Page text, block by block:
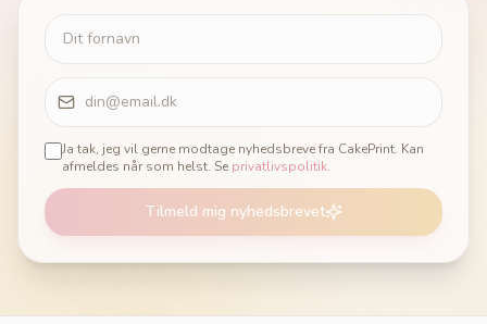
Ja tak, jeg vil gerne modtage nyhedsbreve fra CakePrint. Kan
afmeldes når som helst. Se privatlivspolitik.
Tilmeld mig nyhedsbrevet